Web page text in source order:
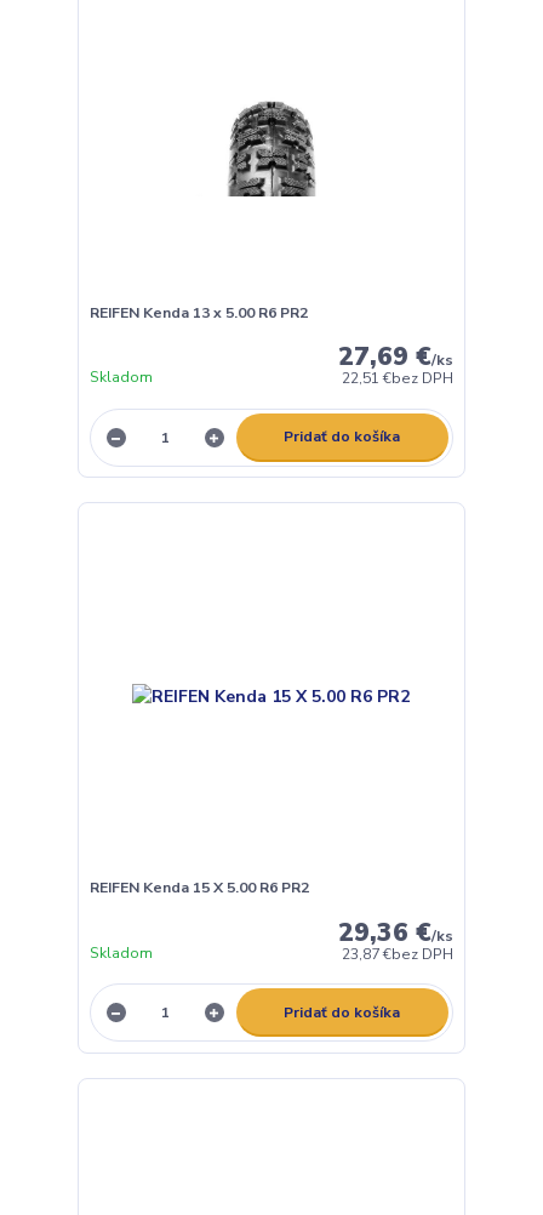
REIFEN Kenda 13 x 5.00 R6 PR2
27,69 €/ks
22,51 €bez DPH
Skladom
Pridať do košíka
REIFEN Kenda 15 X 5.00 R6 PR2
29,36 €/ks
23,87 €bez DPH
Skladom
Pridať do košíka